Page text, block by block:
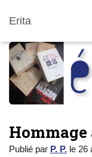
Erita
Hommage
Publié par P. P. le 26